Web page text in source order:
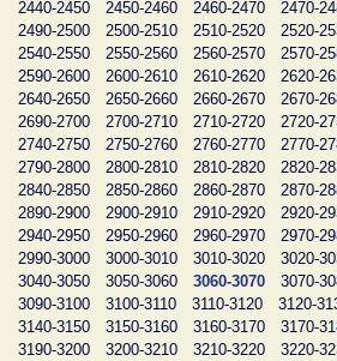
2440-2450
2450-2460 2460-2470 2470-
2490-2500
2500-2510 2510-2520 2520-
2540-2550
2550-2560 2560-2570 2570-
2590-2600
2600-2610 2610-2620 2620-
2640-2650
2650-2660 2660-2670 2670-
2690-2700
2700-2710 2710-2720 2720-
2740-2750
2750-2760 2760-2770 2770-
2790-2800
2800-2810 2810-2820 2820-
2840-2850
2850-2860 2860-2870 2870-
2890-2900
2900-2910 2910-2920 2920-
2940-2950
2950-2960 2960-2970 2970-
2990-3000
3000-3010 3010-3020 3020-
3040-3050
3050-3060 3060-3070 3070-
3090-3100
3100-3110 3110-3120 3120-
3140-3150
3150-3160 3160-3170 3170-
3190-3200
3200-3210 3210-3220 3220-